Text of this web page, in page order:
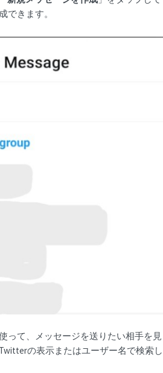
できます。
って、メッセージを送りたい相手を見
の表示またはユーザー名で検索し